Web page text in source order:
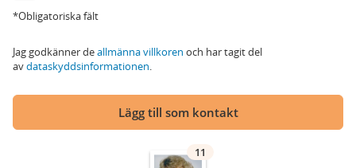
*Obligatoriska fält
Jag godkänner deallmänna villkoren och har tagit del
avdataskyddsinformationen.
Lägg till som kontakt
11